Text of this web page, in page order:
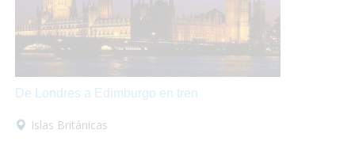
De Londres a Edimburgo en tren
Islas Británicas